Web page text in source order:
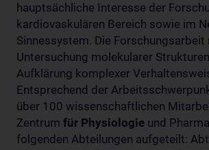
hauptsächliche Interesse der
kardiovaskulären Bereich sowie im
Sinnessystem. Die Forschungsarbeit
Untersuchung molekularer
Aufklärung komplexer
Entsprechend der
über 100 wissenschaftlichen
Zentrum für Physiologie und
folgenden Abteilungen aufgeteilt: